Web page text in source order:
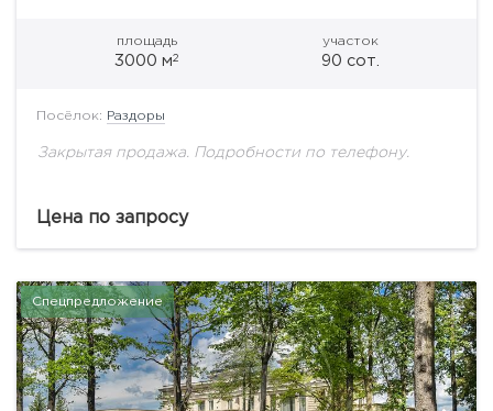
площадь
3000 м2
участок
90 сот.
Посёлок: Раздоры
Закрытая продажа. Подробности по телефону.
Цена по запросу
Спецпредложение